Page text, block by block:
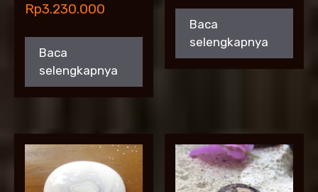
Rp3.230.000
Baca
selengkapnya
Baca
selengkapnya